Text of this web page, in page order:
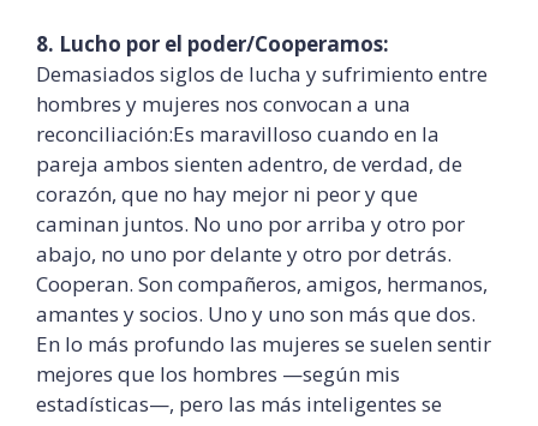
8. Lucho por el poder/Cooperamos:
Demasiados siglos de lucha y sufrimiento entre
hombres y mujeres nos convocan a una
reconciliación:Es maravilloso cuando en la
pareja ambos sienten adentro, de verdad, de
corazón, que no hay mejor ni peor y que
caminan juntos. No uno por arriba y otro por
abajo, no uno por delante y otro por detrás.
Cooperan. Son compañeros, amigos, hermanos,
amantes y socios. Uno y uno son más que dos.
En lo más profundo las mujeres se suelen sentir
mejores que los hombres —según mis
estadísticas—, pero las más inteligentes se